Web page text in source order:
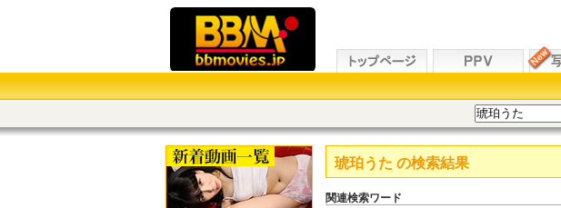
琥珀うた の検索結果
関連検索ワード